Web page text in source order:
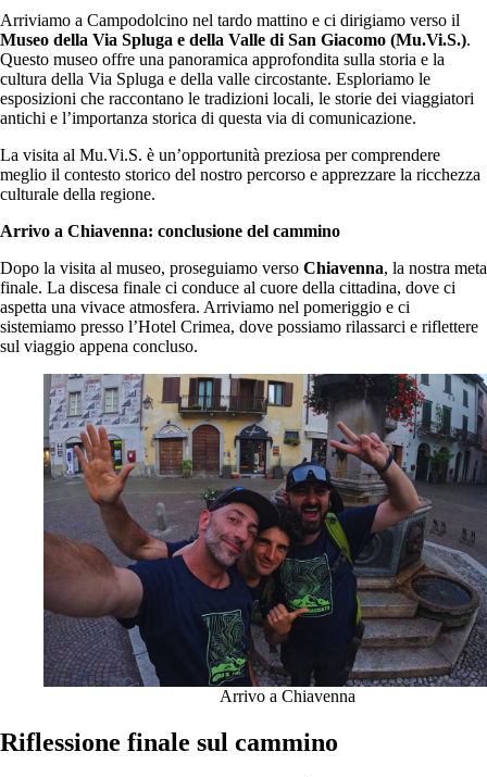
Arriviamo a Campodolcino nel tardo mattino e ci dirigiamo verso il
Museo della Via Spluga e della Valle di San Giacomo (Mu.Vi.S.).
Questo museo offre una panoramica approfondita sulla storia e la
cultura della Via Spluga e della valle circostante. Esploriamo le
esposizioni che raccontano le tradizioni locali, le storie dei viaggiatori
antichi e l’importanza storica di questa via di comunicazione.
La visita al Mu.Vi.S. è un’opportunità preziosa per comprendere
meglio il contesto storico del nostro percorso e apprezzare la ricchezza
culturale della regione.
Arrivo a Chiavenna: conclusione del cammino
Dopo la visita al museo, proseguiamo verso Chiavenna, la nostra meta
finale. La discesa finale ci conduce al cuore della cittadina, dove ci
aspetta una vivace atmosfera. Arriviamo nel pomeriggio e ci
sistemiamo presso l’Hotel Crimea, dove possiamo rilassarci e riflettere
sul viaggio appena concluso.
Arrivo a Chiavenna
Riflessione finale sul cammino